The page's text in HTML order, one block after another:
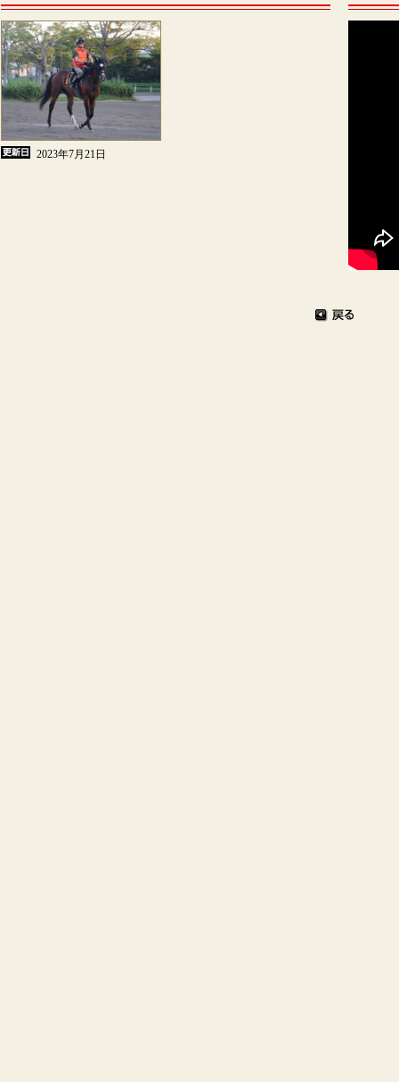
2023年7月21日